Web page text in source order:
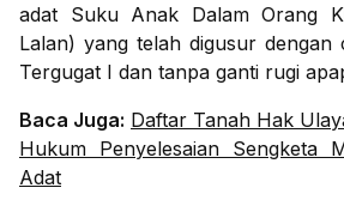
adat Suku Anak Dalam Orang
Lalan) yang telah digusur dengan
Tergugat I dan tanpa ganti rugi
Baca Juga: Daftar Tanah Hak
Hukum Penyelesaian Sengketa
Adat